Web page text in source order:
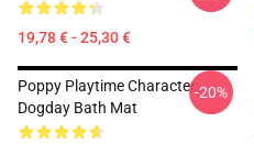
19,78 € - 25,30 €
Poppy Playtime Character:
Dogday Bath Mat
-20%